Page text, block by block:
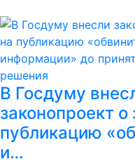
В Госдуму
законопроект о
публикацию
и…